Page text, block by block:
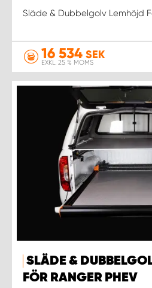
Släde & Dubbelgolv Lemhöjd
16 534 SEK
EXKL. 25 % MOMS
SLÄDE &
FÖR RANGER PHEV